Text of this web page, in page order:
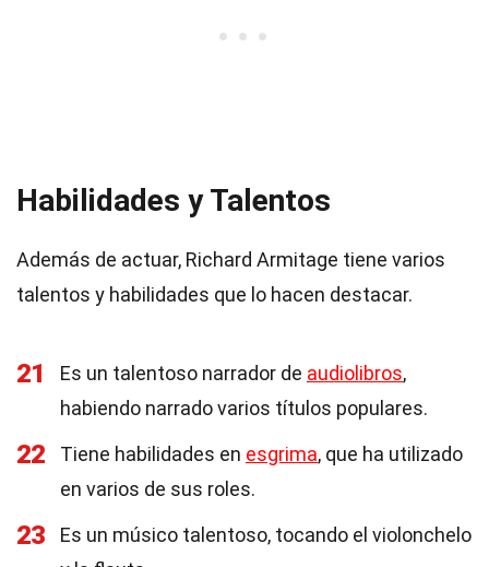
Habilidades y Talentos
Además de actuar, Richard Armitage tiene varios
talentos y habilidades que lo hacen destacar.
21 Es un talentoso narrador de audiolibros,
habiendo narrado varios títulos populares.
22 Tiene habilidades en esgrima, que ha utilizado
en varios de sus roles.
23
Es un músico talentoso, tocando el violonchelo